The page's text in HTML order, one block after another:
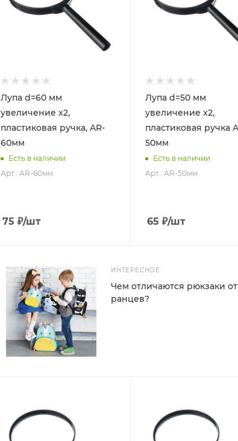
Лупа d=60 мм
увеличение x2,
пластиковая ручка, AR-
60мм
Есть в наличии
Арт.: AR-60мм
75 ₽/шт
Лупа d=50 мм
увеличение x2,
пластиковая ручка AR-
50мм
Есть в наличии
Арт.: AR-50мм
65 ₽/шт
ИНТЕРЕСНОЕ
Чем отличаются рюкзаки от
ранцев?